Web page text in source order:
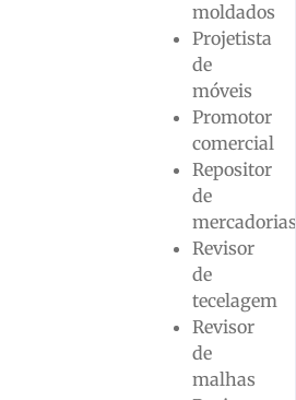
moldados
Projetista
de
móveis
Promotor
comercial
Repositor
de
mercadorias
Revisor
de
tecelagem
Revisor
de
malhas